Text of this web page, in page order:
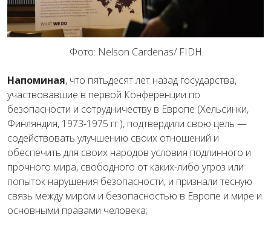
Фото: Nelson Cardenas/ FIDH
Напоминая, что пятьдесятлет назад государства,
участвовавшие в первой Конференции по
безопасности и сотрудничеству в Европе (Хельсинки,
Финляндия, 1973-1975 гг.), подтвердили свою цель —
содействовать улучшению своих отношений и
обеспечить для своих народов условия подлинного и
прочного мира, свободного от каких-либо угроз или
попыток нарушения безопасности, и признали тесную
связь между миром и безопасностью в Европе и мире и
основными правами человека;